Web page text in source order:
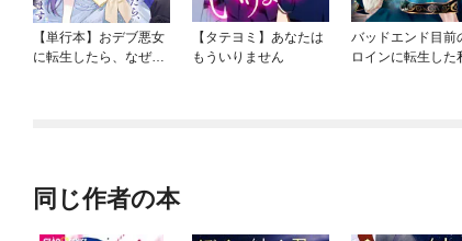
【単行本】おデブ悪女
に転生したら、なぜか
【タテヨミ】あなたは
もういりません
バッドエンド目前
ロインに転生した
同じ作者の本